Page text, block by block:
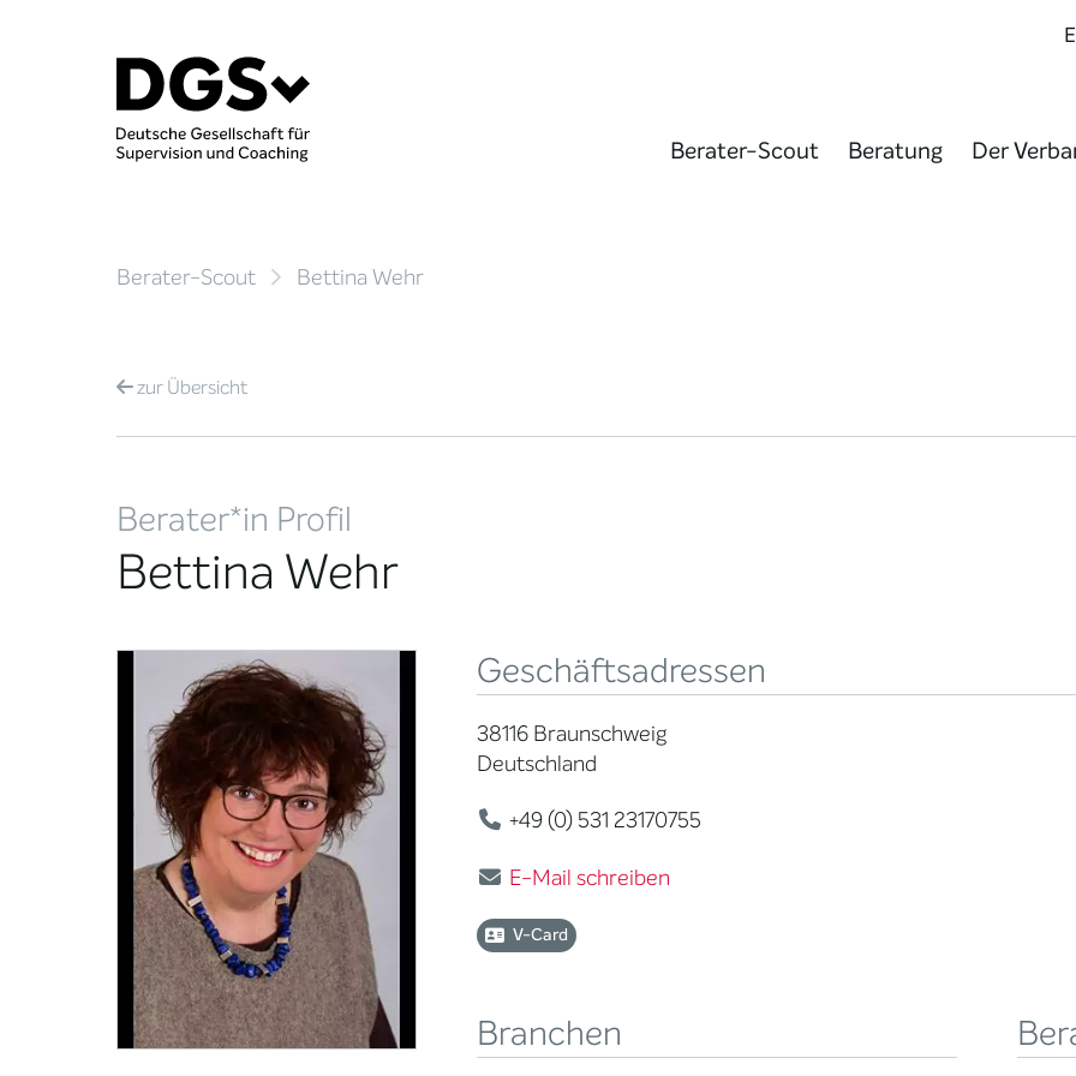
Berater-Scout Beratung Der
Berater-Scout Bettina Wehr
zurÜbersicht
Berater*in Profil
Bettina Wehr
Geschäftsadressen
38116 Braunschweig
Deutschland
+49 (0) 531 23170755
E-Mail schreiben
V-Card
Branchen